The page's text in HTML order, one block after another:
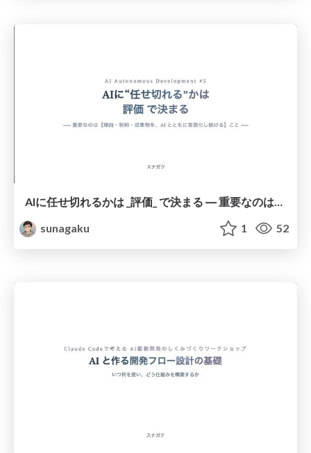
AIに任せ切れるかは _評価_ で決まる ― 重要なのは【理由・制約・成果物を、AI とともに言語化し続ける】こと ―
sunagaku
1 52